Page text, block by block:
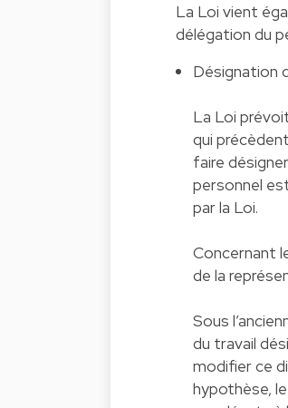
La Loi vient
délégation du
Désignation
La Loi
qui
faire
personnel
par la Loi.
Concernant
de la
Sous
du travail
modifier ce
hypothèse,